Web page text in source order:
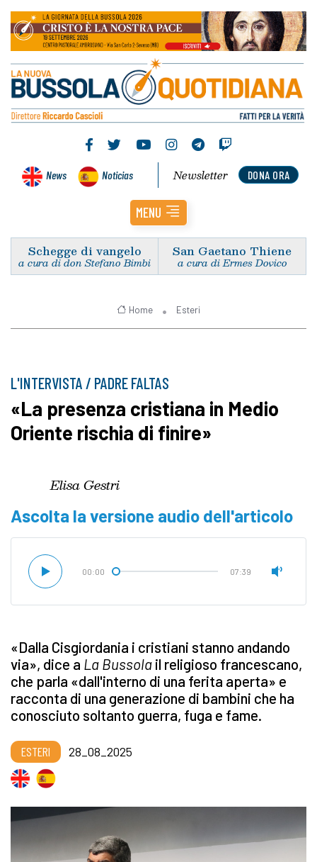
News Noticias DONA ORA
Newsletter
MENU
Schegge di vangelo
a cura di don Stefano Bimbi
San Gaetano Thiene
a cura di Ermes Dovico
Home Esteri
L'INTERVISTA / PADRE FALTAS
«La presenza cristiana in Medio
Oriente rischia di finire»
Elisa Gestri
Ascolta la versione audio dell'articolo
00:00 07:39
«Dalla Cisgiordania i cristiani stanno andando
via», dice a La Bussola il religioso francescano,
che parla «dall'interno di una ferita aperta» e
racconta di una generazione di bambini che ha
conosciuto soltanto guerra, fuga e fame.
ESTERI 28_08_2025